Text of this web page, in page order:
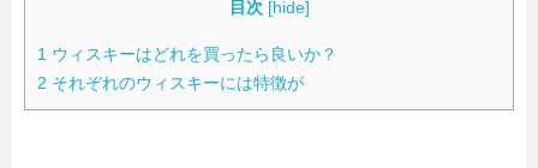
目次 [hide]
1 ウィスキーはどれを買ったら良いか？
2 それぞれのウィスキーには特徴が